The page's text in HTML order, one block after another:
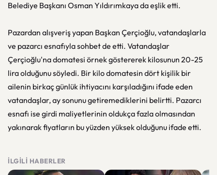
Belediye Başkanı Osman Yıldırımkaya da eşlik etti.
Pazardan alışveriş yapan Başkan Çerçioğlu, vatandaşlarla
ve pazarcı esnafıyla sohbet de etti. Vatandaşlar
Çerçioğlu'na domatesi örnek göstererek kilosunun 20-25
lira olduğunu söyledi. Bir kilo domatesin dört kişilik bir
ailenin birkaç günlük ihtiyacını karşıladığını ifade eden
vatandaşlar, ay sonunu getiremediklerini belirtti. Pazarcı
esnafı ise girdi maliyetlerinin oldukça fazla olmasından
yakınarak fiyatların bu yüzden yüksek olduğunu ifade etti.
İLGILI HABERLER